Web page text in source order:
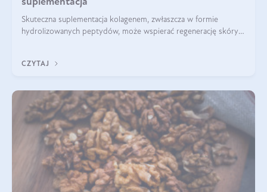
Skuteczna suplementacja kolagenem, zwłaszcza w formie
hydrolizowanych peptydów, może wspierać regenerację skóry i
CZYTAJ